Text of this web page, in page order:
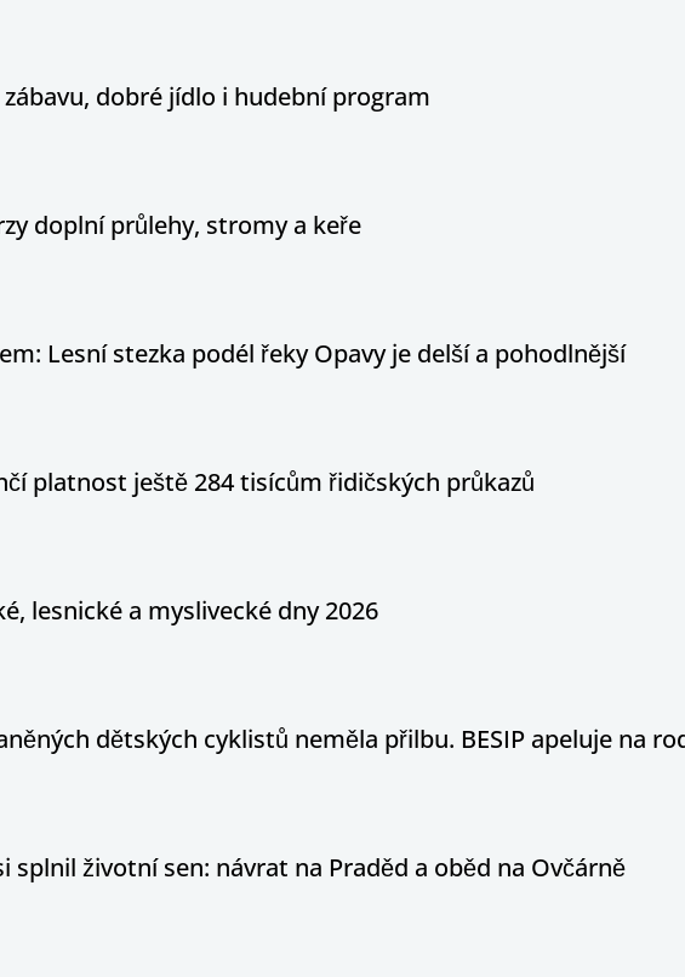
dobré jídlo i hudební program
doplní průlehy, stromy a keře
Lesní stezka podél řeky Opavy je delší a pohodlnější
platnost ještě 284 tisícům řidičských průkazů
lesnické a myslivecké dny 2026
dětských cyklistů neměla přilbu. BESIP apeluje na
splnil životní sen: návrat na Praděd a oběd na Ovčárně